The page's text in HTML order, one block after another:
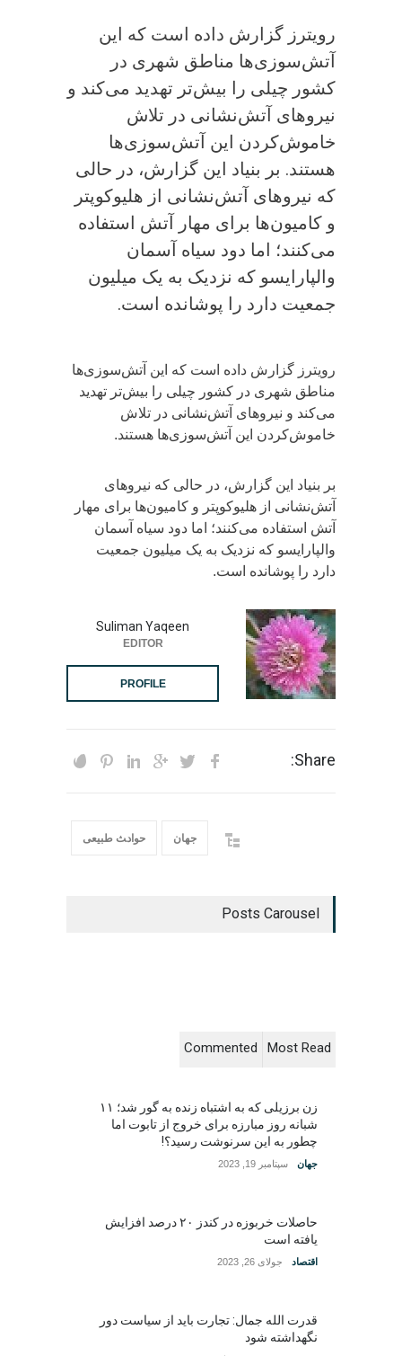
رویترز گزارش داده است که این
آتش‌سوزی‌ها مناطق شهری در
کشور چیلی را بیش‌تر تهدید می‌کند و
نیروهای آتش‌نشانی در تلاش
خاموش‌کردن این آتش‌سوزی‌ها
هستند. بر بنیاد این گزارش، در حالی
که نیروهای آتش‌نشانی از هلیوکوپتر
و کامیون‌ها برای مهار آتش‌ استفاده
می‌کنند؛ اما دود سیاه آسمان
والپارایسو که نزدیک به یک میلیون
جمعیت دارد را پوشانده است.
رویترز گزارش داده است که این آتش‌سوزی‌ها
مناطق شهری در کشور چیلی را بیش‌تر تهدید
می‌کند و نیروهای آتش‌نشانی در تلاش
خاموش‌کردن این آتش‌سوزی‌ها هستند.
بر بنیاد این گزارش، در حالی که نیروهای
آتش‌نشانی از هلیوکوپتر و کامیون‌ها برای مهار
آتش‌ استفاده می‌کنند؛ اما دود سیاه آسمان
والپارایسو که نزدیک به یک میلیون جمعیت
دارد را پوشانده است.
Suliman Yaqeen
EDITOR
PROFILE
Share:
جهان حواد‍‍‍ث طبیعی
Posts Carousel
Most Read
Commented
زن برزیلی که به اشتباه زنده به گور شد؛ ۱۱
شبانه روز مبارزه برای خروج از تابوت اما
چطور به این سرنوشت رسید؟!
جهان سپتامبر 19, 2023
حاصلات خربوزه در کندز ۲۰ درصد افزایش
یافته است
اقتصاد جولای 26, 2023
قدرت الله جمال: تجارت باید از سیاست دور
نگهداشته شود